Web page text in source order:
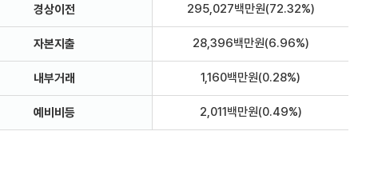
경상이전 295,027백만원(72.32%)
자본지출 28,396백만원(6.96%)
내부거래 1,160백만원(0.28%)
예비비등 2,011백만원(0.49%)